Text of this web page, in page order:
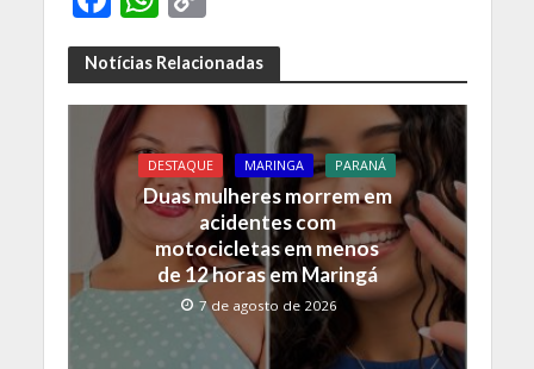
ac
e
b
o
o
k
h
at
s
A
p
p
o
p
y
Li
n
k
Notícias Relacionadas
DESTAQUE MARINGA PARANÁ
Duas mulheres morrem em
acidentes com
motocicletas em menos
de 12 horas em Maringá
7 de agosto de 2026